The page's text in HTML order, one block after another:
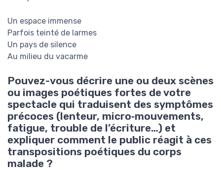
Un espace immense
Parfois teinté de larmes
Un pays de silence
Au milieu du vacarme
Pouvez-vous décrire une ou deux scènes
ou images poétiques fortes de votre
spectacle qui traduisent des symptômes
précoces (lenteur, micro‑mouvements,
fatigue, trouble de l’écriture…) et
expliquer comment le public réagit à ces
transpositions poétiques du corps
malade ?